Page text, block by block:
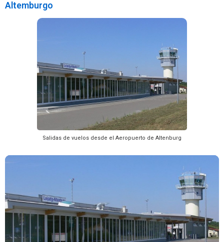
Altemburgo
Salidas de vuelos desde el Aeropuerto de Altenburg